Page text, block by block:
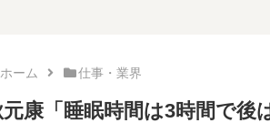
ホーム 仕事・業界
元康「睡眠時間は3時間で